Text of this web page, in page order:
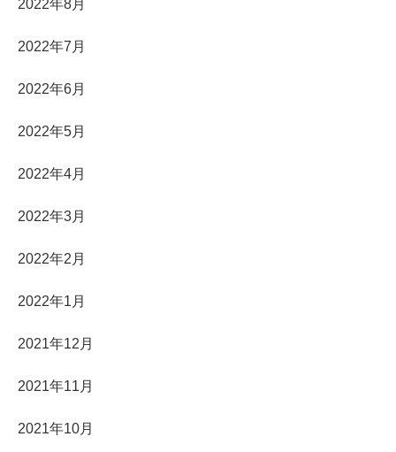
2022年8月
2022年7月
2022年6月
2022年5月
2022年4月
2022年3月
2022年2月
2022年1月
2021年12月
2021年11月
2021年10月